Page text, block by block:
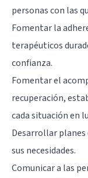
personas con las
Fomentar la
terapéuticos
confianza.
Fomentar el
recuperación,
cada situación en
Desarrollar
sus necesidades.
Comunicar a las